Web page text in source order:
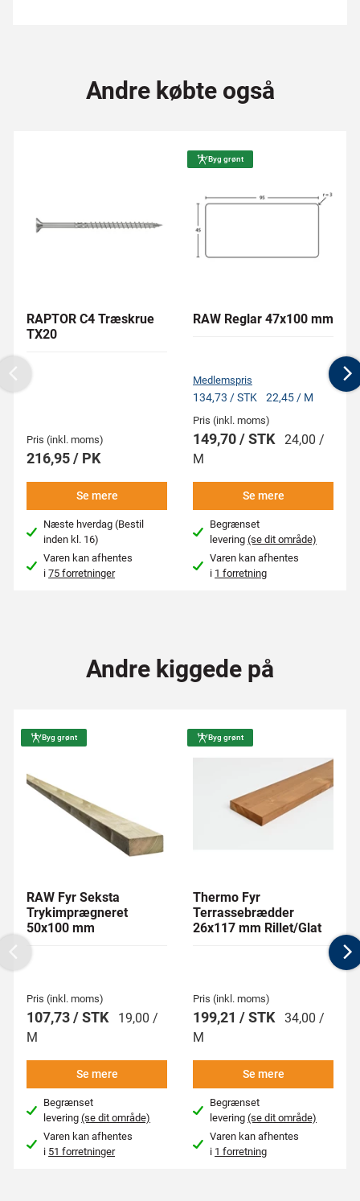
Andre købte også
RAPTOR C4 Træskrue
TX20
Pris (inkl. moms)
216,95 / PK
Se mere
Næste hverdag (Bestil
inden kl. 16)
Varen kan afhentes
i75 forretninger
Byg grønt
RAW Reglar 47x100 mm
Medlemspris
134,73 / STK 22,45 / M
Pris (inkl. moms)
149,70 / STK 24,00 /
M
Se mere
Begrænset
levering(se dit område)
Varen kan afhentes
i 1 forretning
Previous
Andre kiggede på
Byg grønt
RAW Fyr Seksta
Trykimprægneret
50x100 mm
Pris (inkl. moms)
107,73 / STK
19,00 /
M
Se mere
Begrænset
levering(se dit område)
Varen kan afhentes
i 51 forretninger
Byg grønt
Thermo Fyr
Terrassebrædder
26x117 mm Rillet/Glat
Pris (inkl. moms)
199,21 / STK 34,00 /
M
Se mere
Begrænset
levering(se dit område)
Varen kan afhentes
i 1 forretning
Previous